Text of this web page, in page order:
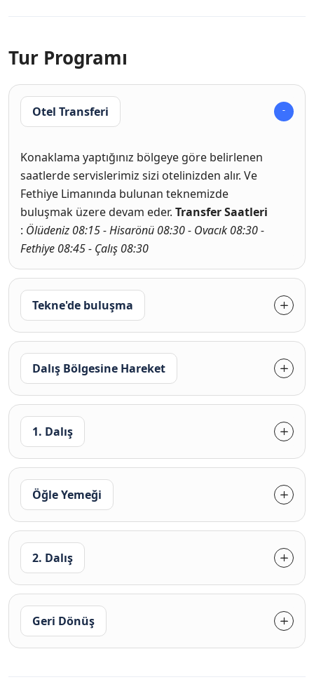
Tur Programı
Otel Transferi
Konaklama yaptığınız bölgeye göre belirlenen
saatlerde servislerimiz sizi otelinizden alır. Ve
Fethiye Limanında bulunan teknemizde
buluşmak üzere devam eder. Transfer Saatleri
: Ölüdeniz 08:15 - Hisarönü 08:30 - Ovacık 08:30 -
Fethiye 08:45 - Çalış 08:30
Tekne'de buluşma
Dalış Bölgesine Hareket
1. Dalış
Öğle Yemeği
2. Dalış
Geri Dönüş